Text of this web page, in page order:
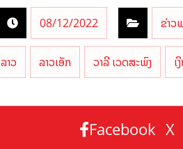
08/12/2022 ຂ່າວ
ລາວ ລາວເອັກ ວາລີ ເວດສະພົງ ເ
Facebook X